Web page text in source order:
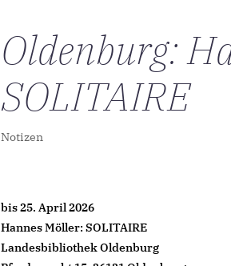
Oldenburg:
SOLITAIRE
Notizen
bis 25. April 2026
Hannes Möller: SOLITAIRE
Landesbibliothek Oldenburg